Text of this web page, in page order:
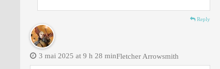
Reply
Fletcher Arrowsmith
3 mai 2025 at 9 h 28 min